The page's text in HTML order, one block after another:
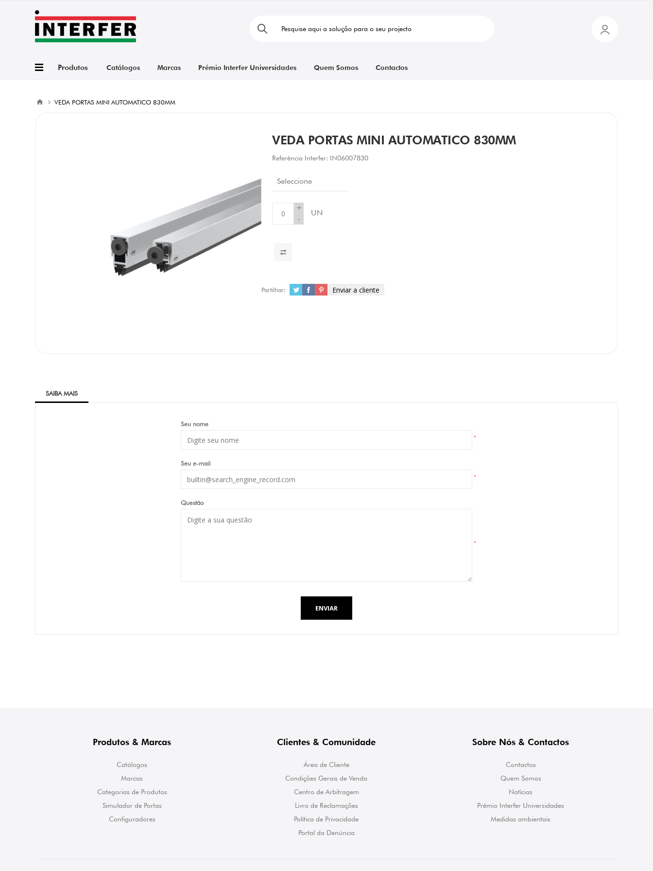
Produtos Catálogos Marcas Prémio Interfer Universidades Quem Somos Contactos
VEDA PORTAS MINI AUTOMATICO 830MM
VEDA PORTAS MINI AUTOMATICO 830MM
Referência Interfer: IN06007830
Seleccione
+
-
UN
Partilhar: Enviar a cliente
SAIBA MAIS
Seu nome
*
Seu e-mail
*
Questão
*
ENVIAR
Produtos & Marcas
Catálogos
Marcas
Categorias de Produtos
Simulador de Portas
Configuradores
Clientes & Comunidade
Área de Cliente
Condições Gerais de Venda
Centro de Arbitragem
Livro de Reclamações
Política de Privacidade
Portal da Denúncia
Sobre Nós & Contactos
Contactos
Quem Somos
Notícias
Prémio Interfer Universidades
Medidas ambientais